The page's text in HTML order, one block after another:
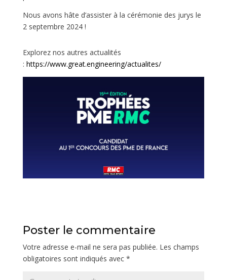
Nous avons hâte d’assister à la cérémonie des jurys le
2 septembre 2024 !
Explorez nos autres actualités
: https://www.great.engineering/actualites/
Poster le commentaire
Votre adresse e-mail ne sera pas publiée. Les champs
obligatoires sont indiqués avec *